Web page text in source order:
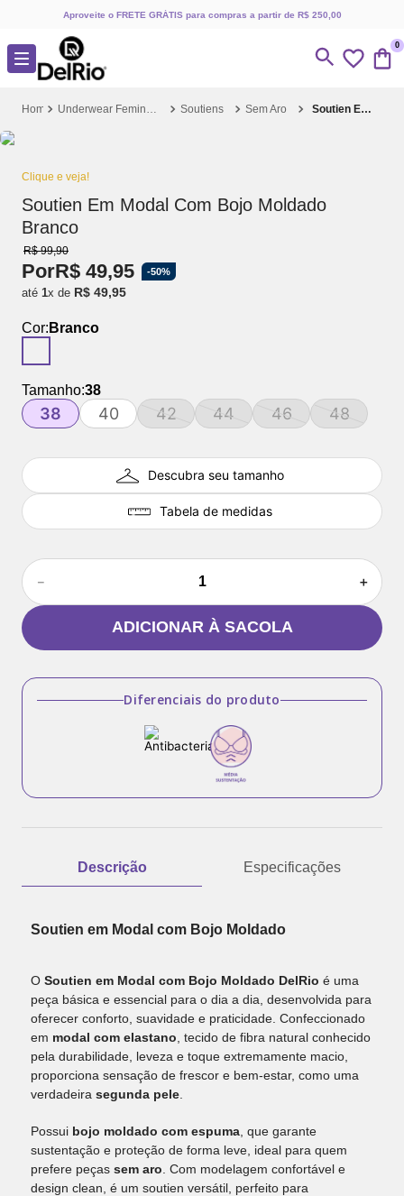
Aproveite o FRETE GRÁTIS para compras a partir de R$ 250,00
0
Underwear Feminino Soutiens Sem Aro Soutien Em Modal Com Bojo Moldado Branco
Clique e veja!
Soutien Em Modal Com Bojo Moldado
Branco
R$ 99,90
PorR$ 49,95 -50%
até 1x de R$ 49,95
Cor: Branco
Tamanho:38
38 40 42 44 46 48
Descubra seu tamanho
Tabela de medidas
＋
－
ADICIONAR À SACOLA
Diferenciais do produto
Descrição Especificações
Soutien em Modal com Bojo Moldado
O Soutien em Modal com Bojo Moldado DelRio é uma
peça básica e essencial para o dia a dia, desenvolvida para
oferecer conforto, suavidade e praticidade. Confeccionado
em modal com elastano , tecido de fibra natural conhecido
pela durabilidade, leveza e toque extremamente macio,
proporciona sensação de frescor e bem-estar, como uma
verdadeira segunda pele
Possui bojo moldado com espuma , que garante
sustentação e proteção de forma leve, ideal para quem
prefere peças sem aro . Com modelagem confortável e
design clean, é um soutien versátil, perfeito para